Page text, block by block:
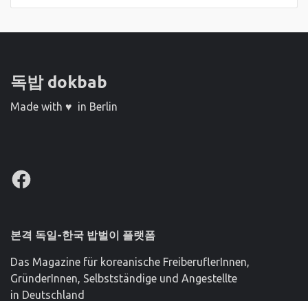
독밥 dokbab
Made with ♥ in Berlin
Facebook
본격 독일-한국 밥벌이 플랫폼
Das Magazine für koreanische FreiberuflerInnen,
GründerInnen, Selbstständige und Angestellte
in Deutschland